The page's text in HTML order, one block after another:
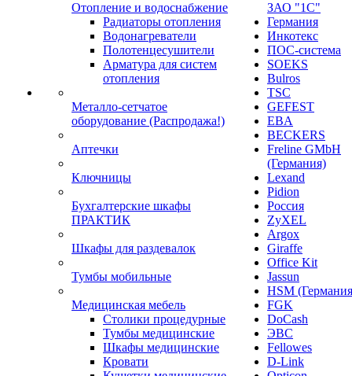
Отопление и водоснабжение
Радиаторы отопления
Водонагреватели
Полотенцесушители
Арматура для систем
отопления
Металло-сетчатое
оборудование (Распродажа!)
Аптечки
Ключницы
Бухгалтерские шкафы
ПРАКТИК
Шкафы для раздевалок
Тумбы мобильные
Медицинская мебель
Столики процедурные
Тумбы медицинские
Шкафы медицинские
Кровати
ЗАО "1С"
Германия
Инкотекс
ПОС-система
SOEKS
Bulros
TSC
GEFEST
EBA
BECKERS
Freline GMbH
(Германия)
Lexand
Pidion
Россия
ZyXEL
Argox
Giraffe
Office Kit
Jassun
HSM
FGK
DoCash
ЭВС
Fellowes
D-Link